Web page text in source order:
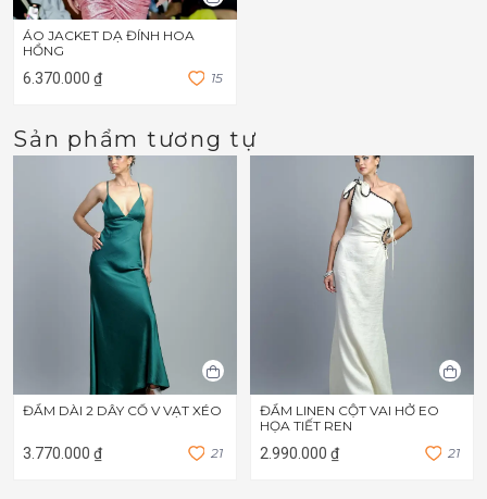
ÁO JACKET DẠ ĐÍNH HOA
HỒNG
6.370.000 ₫ 15
Sản phẩm tương tự
ĐẦM DÀI 2 DÂY CỔ V VẠT XÉO
3.770.000 ₫ 21
ĐẦM LINEN CỘT VAI HỞ EO
HỌA TIẾT REN
2.990.000 ₫ 21